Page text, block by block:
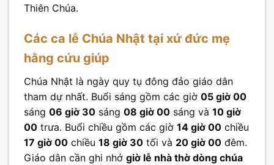
Thiên Chúa.
Các ca lễ Chúa Nhật tại xứ đức mẹ
hằng cứu giúp
Chúa Nhật là ngày quy tụ đông đảo giáo dân
tham dự nhất. Buổi sáng gồm các giờ 05 giờ 00
sáng 06 giờ 30 sáng 08 giờ 00 sáng và 10 giờ
00 trưa. Buổi chiều gồm các giờ 14 giờ 00 chiều
17 giờ 00 chiều 18 giờ 30 tối và 20 giờ 00 đêm.
Giáo dân cần ghi nhớ giờ lễ nhà thờ dòng chúa